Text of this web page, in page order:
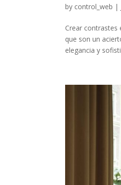
by control_web |
Crear
que son un
elegancia y